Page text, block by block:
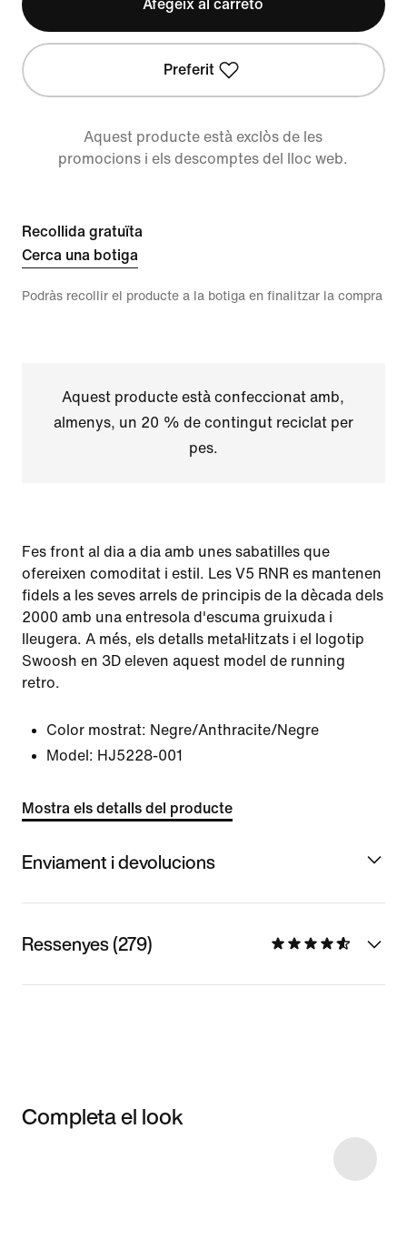
Afegeix al carretó
Preferit
Aquest producte està exclòs de les
promocions i els descomptes del lloc web.
Recollida gratuïta
Cerca una botiga
Podràs recollir el producte a la botiga en finalitzar la compra
Aquest producte està confeccionat amb,
almenys, un 20 % de contingut reciclat per
pes.
Fes front al dia a dia amb unes sabatilles que
ofereixen comoditat i estil. Les V5 RNR es mantenen
fidels a les seves arrels de principis de la dècada dels
2000 amb una entresola d'escuma gruixuda i
lleugera. A més, els detalls metal·litzats i el logotip
Swoosh en 3D eleven aquest model de running
retro.
Color mostrat: Negre/Anthracite/Negre
Model: HJ5228-001
Mostra els detalls del producte
Enviament i devolucions
Ressenyes (279)
Completa el look